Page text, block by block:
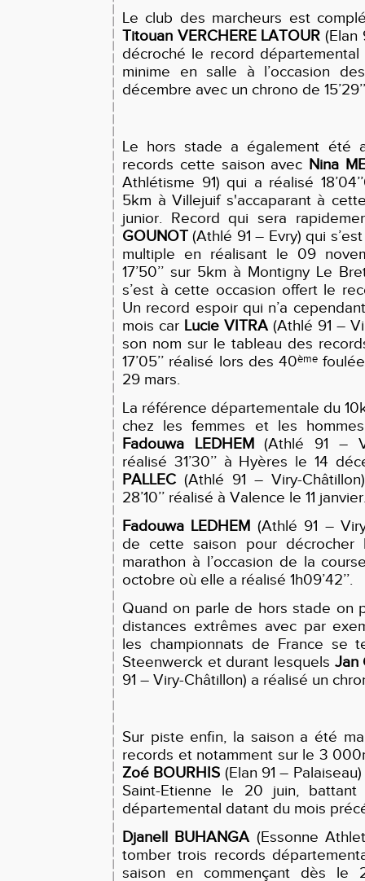
Le club des marcheurs est
Titouan VERCHERE LATOUR (Elan
décroché le record
minime en salle à l’occasion
décembre avec un chrono de
Le hors stade a également été
records cette saison avec Nina
Athlétisme 91) qui a réalisé
5km à Villejuif s'accaparant à
junior. Record qui sera
GOUNOT (Athlé 91 – Evry) qui
multiple en réalisant le 09
17’50’’ sur 5km à Montigny Le
s’est à cette occasion offert le
Un record espoir qui n’a
mois car Lucie VITRA (Athlé 91 –
son nom sur le tableau des
17’05’’ réalisé lors des 40ème
29 mars.
La référence départementale du
chez les femmes et les
Fadouwa LEDHEM(Athlé 91 –
réalisé 31’30’’ à Hyères le 14
PALLEC (Athlé 91 – Viry-
28’10’’ réalisé à Valence le 11
Fadouwa LEDHEM (Athlé 91 –
de cette saison pour
marathon à l’occasion de la
octobre où elle a réalisé 1h09’42’’.
Quand on parle de hors stade on
distances extrêmes avec par
les championnats de France se
Steenwerck et durant lesquels Jan
91 – Viry-Châtillon) a réalisé un
Sur piste enfin, la saison a été
records et notamment sur le 3
Zoé BOURHIS (Elan 91 – Palaiseau)
Saint-Etienne le 20 juin,
départemental datant du mois
Djanell BUHANGA (Essonne
tomber trois records
saison en commençant dès le